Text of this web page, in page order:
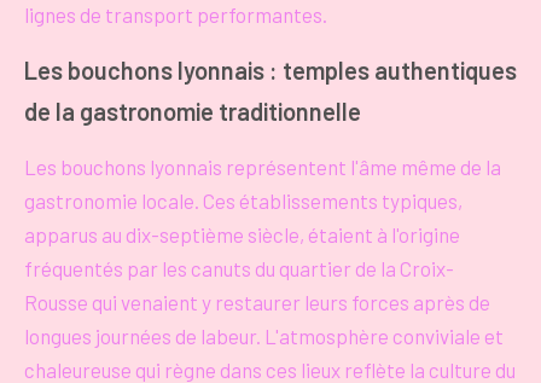
lignes de transport performantes.
Les bouchons lyonnais : temples authentiques
de la gastronomie traditionnelle
Les bouchons lyonnais représentent l'âme même de la
gastronomie locale. Ces établissements typiques,
apparus au dix-septième siècle, étaient à l'origine
fréquentés par les canuts du quartier de la Croix-
Rousse qui venaient y restaurer leurs forces après de
longues journées de labeur. L'atmosphère conviviale et
chaleureuse qui règne dans ces lieux reflète la culture du